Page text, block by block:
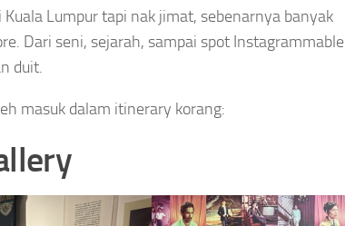
Lumpur tapi nak jimat, sebenarnya banyak
Dari seni, sejarah, sampai spot Instagrammable
duit.
masuk dalam itinerary korang: